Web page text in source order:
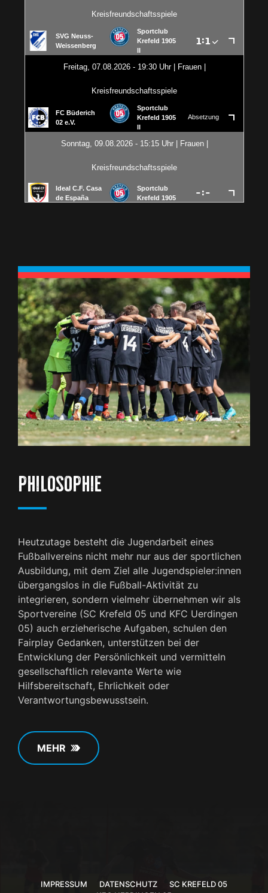
PHILOSOPHIE
Heutzutage besteht die Jugendarbeit eines
Fußballvereins nicht mehr nur aus der sportlichen
Ausbildung, mit dem Ziel alle Jugendspieler:innen
übergangslos in die Fußball-Aktivität zu
integrieren, sondern vielmehr übernehmen wir als
Sportvereine (SC Krefeld 05 und KFC Uerdingen
05) auch erzieherische Aufgaben, schulen den
Fairplay Gedanken, unterstützen bei der
Entwicklung der Persönlichkeit und vermitteln
gesellschaftlich relevante Werte wie
Hilfsbereitschaft, Ehrlichkeit oder
Verantwortungsbewusstsein.
MEHR
IMPRESSUM DATENSCHUTZ
SC KREFELD 05